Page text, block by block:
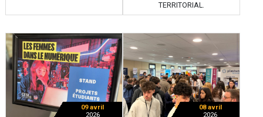
TERRITORIAL.
09 avril
2026
08 avril
2026